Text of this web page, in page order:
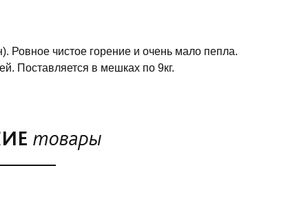
Ровное чистое горение и очень мало пепла.
Поставляется в мешках по 9кг.
товары